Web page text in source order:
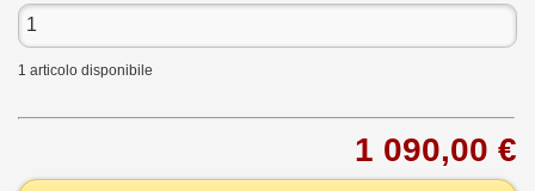
1 articolo disponibile
1 090,00 €